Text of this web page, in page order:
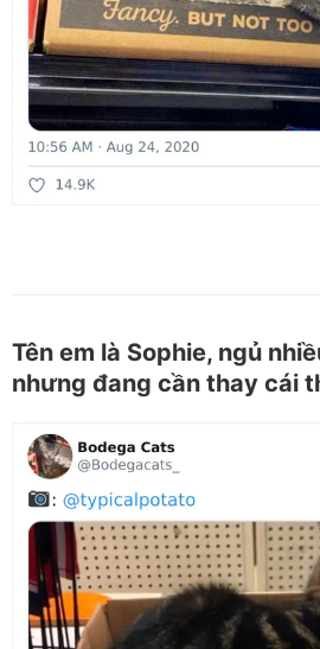
Tên em là Sophie, ngủ
nhưng đang cần thay cái